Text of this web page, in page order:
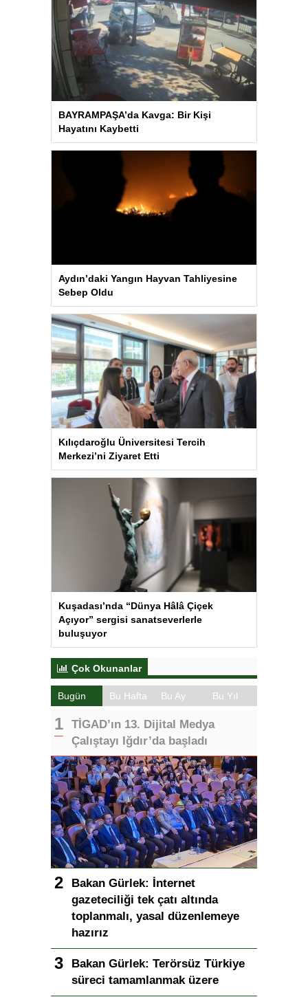
BAYRAMPAŞA’da Kavga: Bir Kişi
Hayatını Kaybetti
Aydın’daki Yangın Hayvan Tahliyesine
Sebep Oldu
Kılıçdaroğlu Üniversitesi Tercih
Merkezi’ni Ziyaret Etti
Kuşadası’nda “Dünya Hâlâ Çiçek
Açıyor” sergisi sanatseverlerle
buluşuyor
Çok Okunanlar
Bugün Bu Hafta Bu Ay Bu Yıl
TİGAD’ın 13. Dijital Medya
Çalıştayı Iğdır’da başladı
Bakan Gürlek: İnternet
gazeteciliği tek çatı altında
toplanmalı, yasal düzenlemeye
hazırız
Bakan Gürlek: Terörsüz Türkiye
süreci tamamlanmak üzere